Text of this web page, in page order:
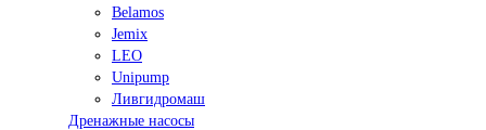
Belamos
Jemix
LEO
Unipump
Ливгидромаш
Дренажные насосы